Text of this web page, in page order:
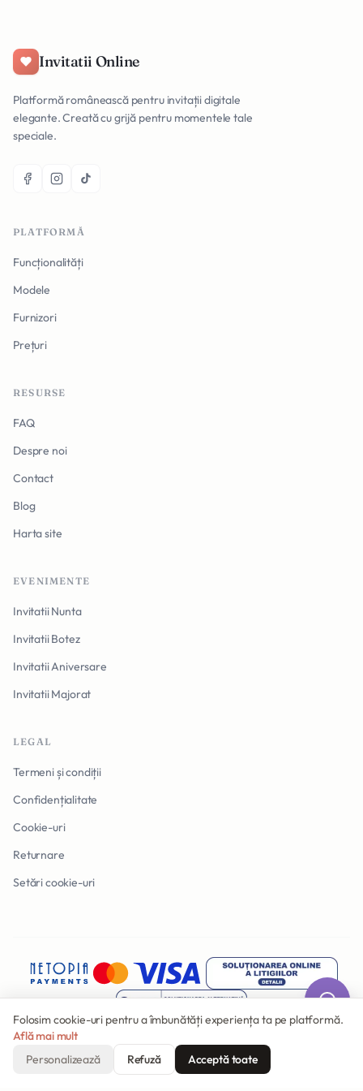
Invitatii Online
Platformă românească pentru invitații digitale
elegante. Creată cu grijă pentru momentele tale
speciale.
PLATFORMĂ
Funcționalități
Modele
Furnizori
Prețuri
RESURSE
FAQ
Despre noi
Contact
Blog
Harta site
EVENIMENTE
Invitatii Nunta
Invitatii Botez
Invitatii Aniversare
Invitatii Majorat
LEGAL
Termeni și condiții
Confidențialitate
Cookie-uri
Returnare
Setări cookie-uri
© 2026 Invitatii Online. Toate drepturile rezervate.
Folosim cookie-uri pentru a îmbunătăți experiența ta pe platformă.
Află mai mult
Personalizează
Refuză Acceptă toate